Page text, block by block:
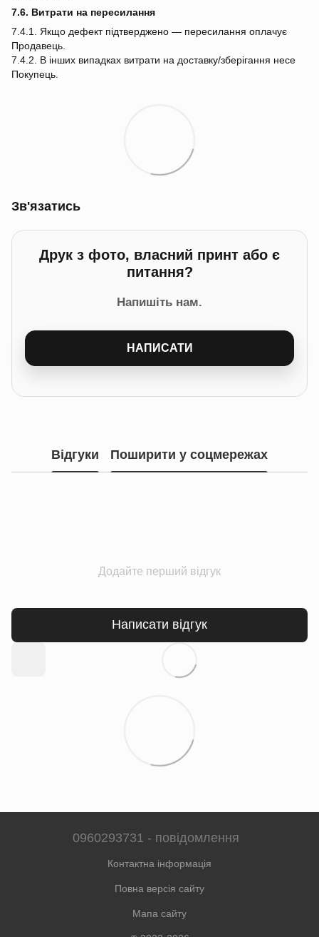
7.6. Витрати на пересилання
7.4.1. Якщо дефект підтверджено — пересилання оплачує
Продавець.
7.4.2. В інших випадках витрати на доставку/зберігання несе
Покупець.
Зв'язатись
Друк з фото, власний принт або є
питання?
Напишіть нам.
НАПИСАТИ
Відгуки Поширити у соцмережах
Додайте перший відгук
Написати відгук
0960293731 - повідомлення
Контактна інформація
Повна версія сайту
Мапа сайту